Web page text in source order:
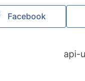
Facebook
api-